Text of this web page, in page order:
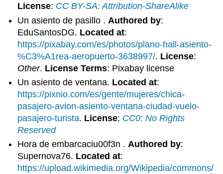
License: CC BY-SA: Attribution-ShareAlike
Un asiento de pasillo . Authored by:
EduSantosDG. Located at:
https://pixabay.com/es/photos/plano-hall-asiento-
%C3%A1rea-aeropuerto-3638997/. License:
Other. License Terms: Pixabay license
Un asiento de ventana. Located at:
https://pixnio.com/es/gente/mujeres/chica-
pasajero-avion-asiento-ventana-ciudad-vuelo-
pasajero-turista. License: CC0: No Rights
Reserved
Hora de embarcaciu00f3n .Authored by:
Supernova76. Located at:
https://upload.wikimedia.org/Wikipedia/commons/